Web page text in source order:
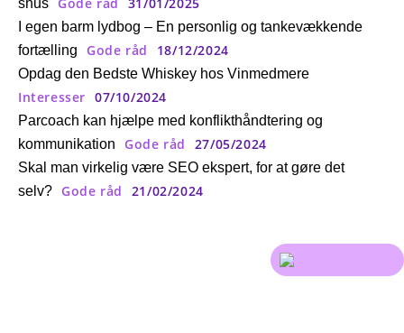
I egen barm lydbog – En personlig og tankevækkende
fortælling
Gode råd 18/12/2024
Opdag den Bedste Whiskey hos Vinmedmere
Interesser 07/10/2024
Parcoach kan hjælpe med konflikthåndtering og
kommunikation
Gode råd 27/05/2024
Skal man virkelig være SEO ekspert, for at gøre det
selv? Gode råd 21/02/2024